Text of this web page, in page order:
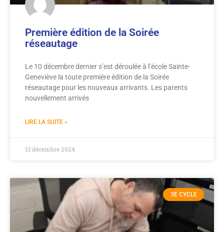
Première édition de la Soirée
réseautage
Le 10 décembre dernier s’est déroulée à l’école Sainte-
Geneviève la toute première édition de la Soirée
réseautage pour les nouveaux arrivants. Les parents
nouvellement arrivés
LIRE LA SUITE »
13 décembre 2024
3E CYCLE